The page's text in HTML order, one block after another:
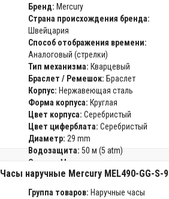
Бренд: Mercury
Страна происхождения бренда:
Швейцария
Способ отображения времени:
Аналоговый (стрелки)
Тип механизма: Кварцевый
Браслет / Ремешок: Браслет
Корпус: Нержавеющая сталь
Форма корпуса: Круглая
Цвет корпуса: Серебристый
Цвет циферблата: Серебристый
Диаметр: 29 mm
Водозащита: 50 м (5 atm)
Стекло:
Минеральное
Гарантия:24 месяца
Часы наручные Mercury MEL490-GG-S-9
Группа товаров: Наручные часы